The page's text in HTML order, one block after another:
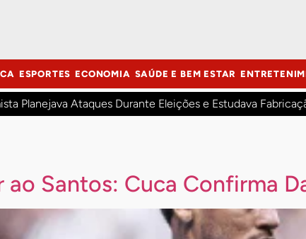
ESPORTES ECONOMIA SAÚDE E BEM ESTAR
Planejava Ataques Durante Eleições e Estudava
ao Santos: Cuca Confirma